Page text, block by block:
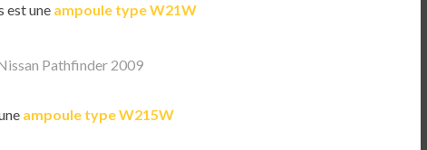
est une ampoule type W21W
Pathfinder 2009
ampoule type W215W